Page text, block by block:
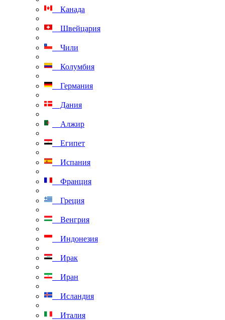
Канада
Швейцария
Чили
Колумбия
Германия
Дания
Алжир
Египет
Испания
Франция
Греция
Венгрия
Индонезия
Ирак
Иран
Исландия
Италия